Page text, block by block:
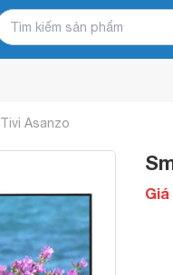
Tivi Asanzo
Giá